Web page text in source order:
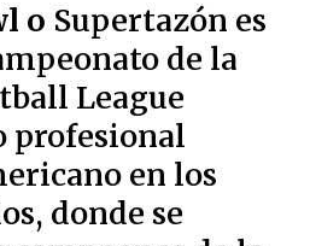
o Supertazón es
de la
League
profesional
en los
, donde se